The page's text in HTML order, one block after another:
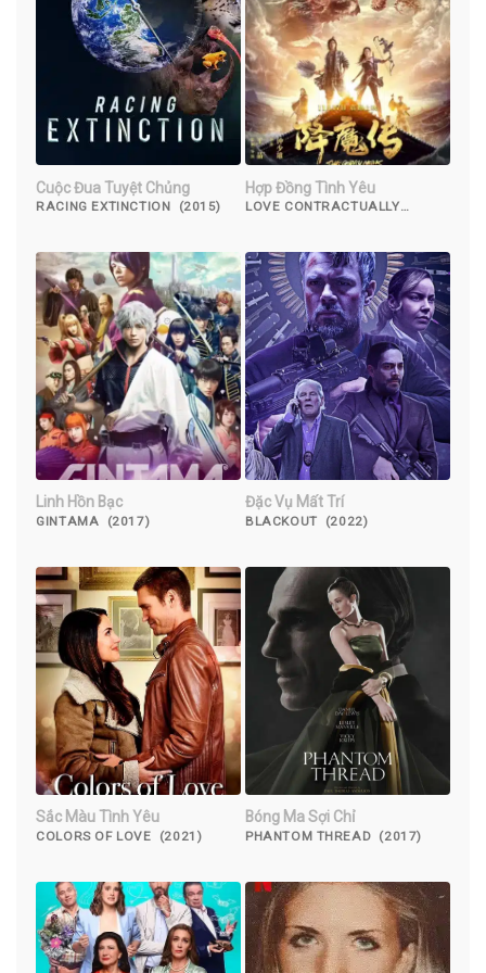
Cuộc Đua Tuyệt Chủng
RACING EXTINCTION (2015)
Hợp Đồng Tình Yêu
LOVE CONTRACTUALLY
Linh Hồn Bạc
GINTAMA (2017)
Đặc Vụ Mất Trí
BLACKOUT (2022)
Sắc Màu Tình Yêu
COLORS OF LOVE (2021)
Bóng Ma Sợi Chỉ
PHANTOM THREAD (2017)